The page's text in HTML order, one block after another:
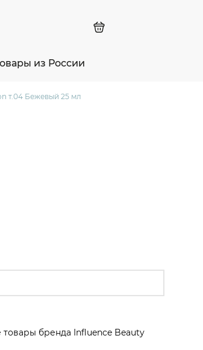
из России
т.04 Бежевый 25 мл
товары бренда Influence Beauty